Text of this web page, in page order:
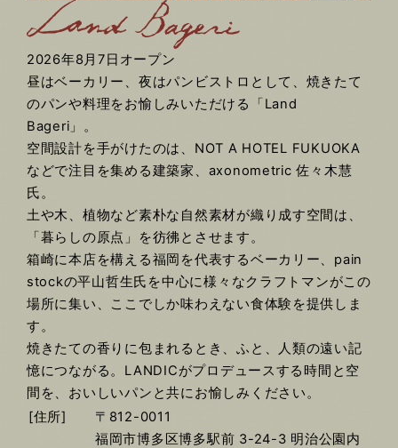
2026年8月7日オープン
昼はベーカリー、夜はパンビストロとして、焼きたて
のパンや料理をお愉しみいただける「Land
Bageri」。
空間設計を手がけたのは、NOT A HOTEL FUKUOKA
などで注目を集める建築家、axonometric 佐々木慧
氏。
土や木、植物など素朴な自然素材が織り成す空間は、
「暮らしの原点」を彷彿とさせます。
箱崎に本店を構える福岡を代表するベーカリー、pain
stockの平山哲生氏を中心に様々なクラフトマンがこの
場所に集い、ここでしか味わえない食体験を提供しま
す。
焼きたての香りに包まれるとき、ふと、人類の遠い記
憶につながる。LANDICがプロデュースする時間と空
間を、おいしいパンと共にお愉しみください。
[住所]
〒812-0011
福岡市博多区博多駅前 3-24-3 明治公園内